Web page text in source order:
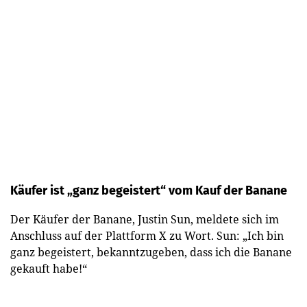
Käufer ist „ganz begeistert“ vom Kauf der Banane
Der Käufer der Banane, Justin Sun, meldete sich im
Anschluss auf der Plattform X zu Wort. Sun: „Ich bin
ganz begeistert, bekanntzugeben, dass ich die Banane
gekauft habe!“